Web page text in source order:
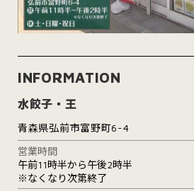
INFORMATION
水餃子・王
青森県弘前市富野町6-4
営業時間
午前11時半から午後2時半
※なくなり次第終了